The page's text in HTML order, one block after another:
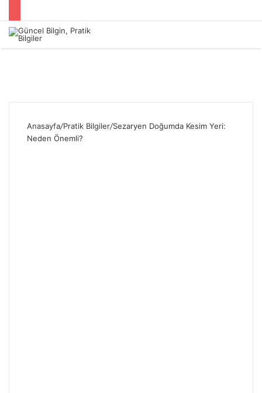
Anasayfa/Pratik Bilgiler/Sezaryen Doğumda Kesim Yeri:
Neden Önemli?